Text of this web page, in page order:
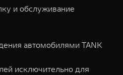
и обслуживание
автомобилями TANK
исключительно для